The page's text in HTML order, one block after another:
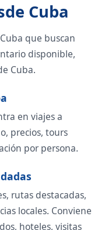
Cuba
que buscan
disponible,
Cuba.
en viajes a
precios, tours
por persona.
rutas destacadas,
locales. Conviene
hoteles, visitas